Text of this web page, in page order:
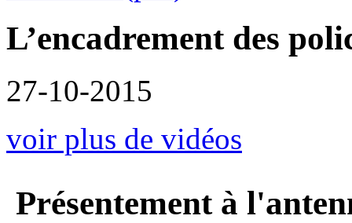
L’encadrement des
27-10-2015
voir plus de vidéos
Présentement à